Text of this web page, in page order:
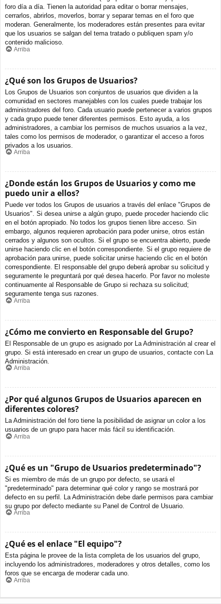
foro día a día. Tienen la autoridad para editar o borrar mensajes,
cerrarlos, abrirlos, moverlos, borrar y separar temas en el foro que
moderan. Generalmente, los moderadores están presentes para evitar
que los usuarios se salgan del tema tratado o publiquen spam y/o
contenido malicioso.
Arriba
¿Qué son los Grupos de Usuarios?
Los Grupos de Usuarios son conjuntos de usuarios que dividen a la
comunidad en sectores manejables con los cuales puede trabajar los
administradores del foro. Cada usuario puede pertenecer a varios grupos
y cada grupo puede tener diferentes permisos. Esto ayuda, a los
administradores, a cambiar los permisos de muchos usuarios a la vez,
tales como los permisos de moderador, o garantizar el acceso a foros
privados a los usuarios.
Arriba
¿Donde están los Grupos de Usuarios y como me
puedo unir a ellos?
Puede ver todos los Grupos de usuarios a través del enlace "Grupos de
Usuarios". Si desea unirse a algún grupo, puede proceder haciendo clic
en el botón apropiado. No todos los grupos tienen libre acceso. Sin
embargo, algunos requieren aprobación para poder unirse, otros están
cerrados y algunos son ocultos. Si el grupo se encuentra abierto, puede
unirse haciendo clic en el botón correspondiente. Si el grupo requiere de
aprobación para unirse, puede solicitar unirse haciendo clic en el botón
correspondiente. El responsable del grupo deberá aprobar su solicitud y
seguramente le preguntará por qué desea hacerlo. Por favor no moleste
continuamente al Responsable de Grupo si rechaza su solicitud;
seguramente tenga sus razones.
Arriba
¿Cómo me convierto en Responsable del Grupo?
El Responsable de un grupo es asignado por La Administración al crear el
grupo. Si está interesado en crear un grupo de usuarios, contacte con La
Administración.
Arriba
¿Por qué algunos Grupos de Usuarios aparecen en
diferentes colores?
La Administración del foro tiene la posibilidad de asignar un color a los
usuarios de un grupo para hacer más fácil su identificación.
Arriba
¿Qué es un "Grupo de Usuarios predeterminado"?
Si es miembro de más de un grupo por defecto, se usará el
"predeterminado" para determinar qué color y rango se mostrará por
defecto en su perfil. La Administración debe darle permisos para cambiar
su grupo por defecto mediante su Panel de Control de Usuario.
Arriba
¿Qué es el enlace "El equipo"?
Esta página le provee de la lista completa de los usuarios del grupo,
incluyendo los administradores, moderadores y otros detalles, como los
foros que se encarga de moderar cada uno.
Arriba